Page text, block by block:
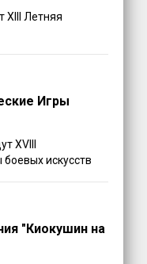
XIII Летняя
Игры
XVIII
искусств
"Киокушин на